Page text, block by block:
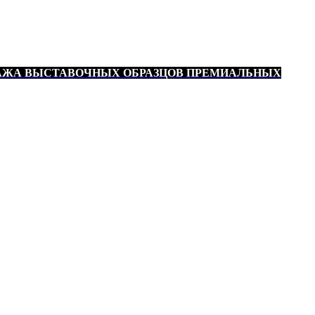
ВЫСТАВОЧНЫХ ОБРАЗЦОВ ПРЕМИАЛЬНЫХ